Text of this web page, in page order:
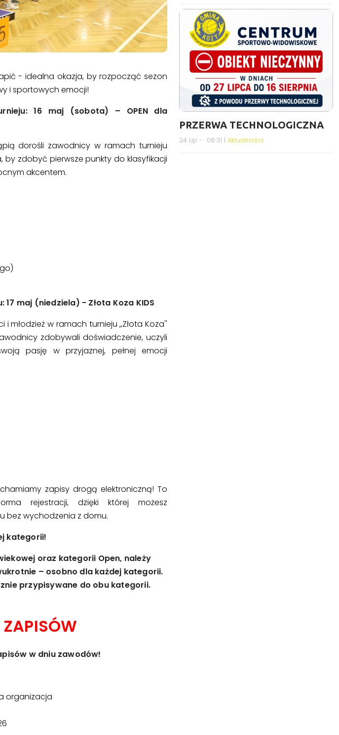
- idealna okazja, by rozpocząć sezon
i sportowych emocji!
16 maj (sobota) – OPEN dla
dorośli zawodnicy w ramach turnieju
by zdobyć pierwsze punkty do klasyfikacji
akcentem.
maj (niedziela) - Złota Koza KIDS
młodzież w ramach turnieju ,,Złota Koza''
zdobywali doświadczenie, uczyli
pasję w przyjaznej, pełnej emocji
zapisy drogą elektroniczną! To
rejestracji, dzięki której możesz
bez wychodzenia z domu.
kategorii!
oraz kategorii Open, należy
– osobno dla każdej kategorii.
przypisywane do obu kategorii.
w dniu zawodów!
organizacja
PRZERWA TECHNOLOGICZNA
24 Lip - 08:31 | Aktualności